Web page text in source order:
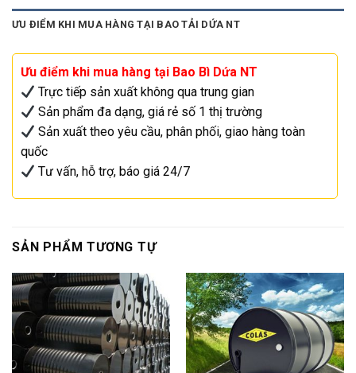
ƯU ĐIỂM KHI MUA HÀNG TẠI BAO TẢI DỨA NT
Ưu điểm khi mua hàng tại Bao Bì Dứa NT
Trực tiếp sản xuất không qua trung gian
Sản phẩm đa dạng, giá rẻ số 1 thị trường
Sản xuất theo yêu cầu, phân phối, giao hàng toàn
quốc
Tư vấn, hỗ trợ, báo giá 24/7
SẢN PHẨM TƯƠNG TỰ